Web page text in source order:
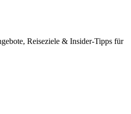
Reiseziele & Insider-Tipps für